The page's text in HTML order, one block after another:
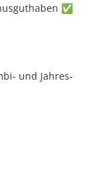
✅
und Jahres-